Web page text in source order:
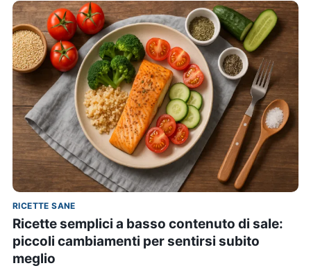
RICETTE SANE
Ricette semplici a basso contenuto di sale:
piccoli cambiamenti per sentirsi subito
meglio